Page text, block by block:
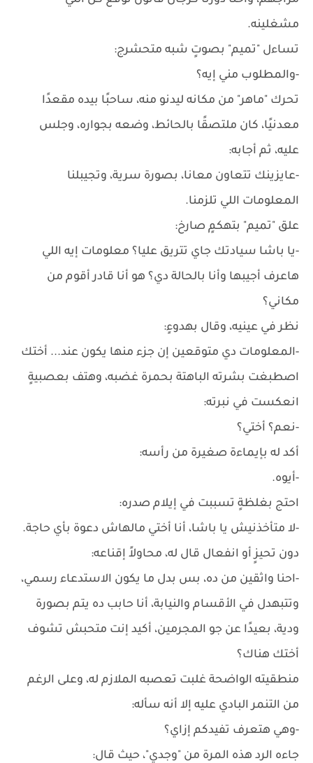
مشغلينه.
تساءل "تميم" بصوتٍ شبه متحشرج:
-والمطلوب مني إيه؟
تحرك "ماهر" من مكانه ليدنو منه، ساحبًا بيده مقعدًا
معدنيًا، كان ملتصقًا بالحائط، وضعه بجواره، وجلس
عليه، ثم أجابه:
-عايزينك تتعاون معانا، بصورة سرية، وتجيبلنا
المعلومات اللي تلزمنا.
علق "تميم" بتهكمٍ صارخ:
-يا باشا سيادتك جاي تتريق عليا؟ معلومات إيه اللي
هاعرف أجيبها وأنا بالحالة دي؟ هو أنا قادر أقوم من
مكاني؟
نظر في عينيه، وقال بهدوءٍ:
-المعلومات دي متوقعين إن جزء منها يكون عند... أختك
اصطبغت بشرته الباهتة بحمرة غضبه، وهتف بعصبيةٍ
انعكست في نبرته:
-نعم؟ أختي؟
أكد له بإيماءة صغيرة من رأسه:
-أيوه.
احتج بغلظةٍ تسببت في إيلام صدره:
-لا متأخذنيش يا باشا، أنا أختي مالهاش دعوة بأي حاجة.
دون تحيزٍ أو انفعال قال له، محاولاً إقناعه:
-احنا واثقين من ده، بس بدل ما يكون الاستدعاء رسمي،
وتتبهدل في الأقسام والنيابة، أنا حابب ده يتم بصورة
ودية، بعيدًا عن جو المجرمين، أكيد إنت متحبش تشوف
أختك هناك؟
منطقيته الواضحة غلبت تعصبه الملازم له، وعلى الرغم
من التنمر البادي عليه إلا أنه سأله:
-وهي هتعرف تفيدكم إزاي؟
جاءه الرد هذه المرة من "وجدي"، حيث قال: